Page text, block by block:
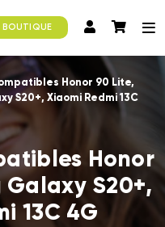
BOUTIQUE
Honor 90 Lite,
S20+, Xiaomi Redmi 13C
Honor
S20+,
13C 4G